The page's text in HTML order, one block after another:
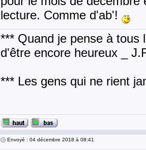
lecture. Comme d'ab'!
*** Quand je pense à tous
d'être encore heureux _
*** Les gens qui ne rient
Envoyé : 04 décembre 2018 à 08:41